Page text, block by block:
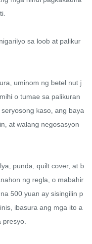
sa loob at palikur
uminom ng betel nut j
o tumae sa palikuran
kaso, ang baya
at walang negosasyon
punda, quilt cover, at b
ng regla, o mabahir
500 yuan ay sisingilin p
ibasura ang mga ito a